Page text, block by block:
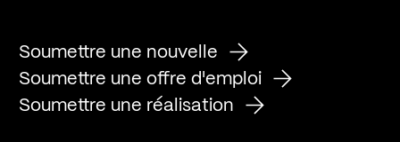
Soumettre une nouvelle
Soumettre une offre d'emploi
Soumettre une réalisation